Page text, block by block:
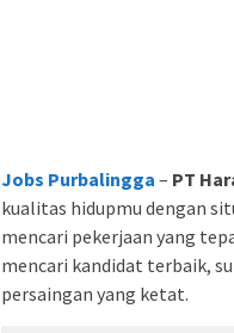
Jobs Purbalingga – PT
kualitas hidupmu dengan
mencari pekerjaan yang
mencari kandidat terbaik,
persaingan yang ketat.